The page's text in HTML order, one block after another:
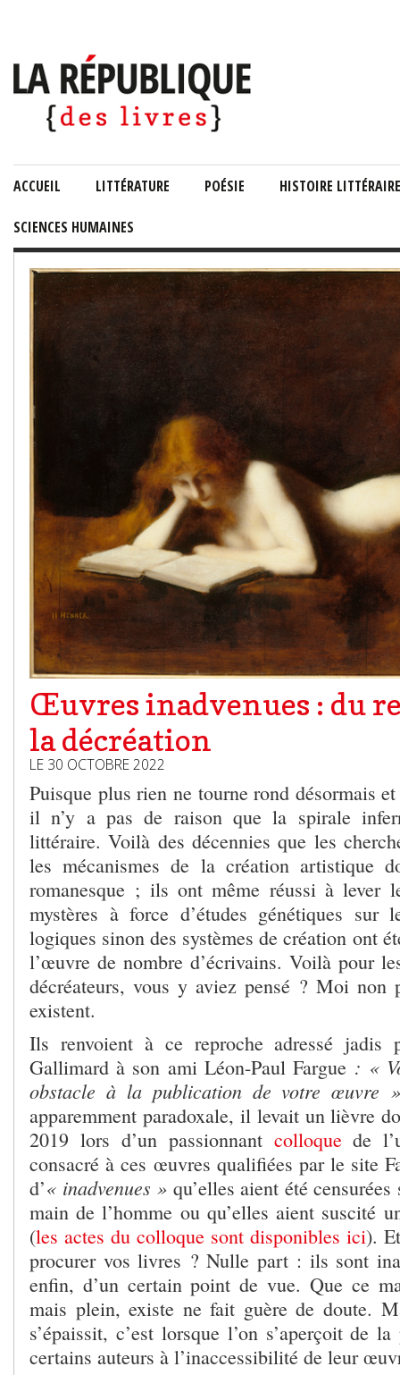
ACCUEIL LITTÉRATURE POÉSIE HISTOIRE LITTÉRAIRE
SCIENCES HUMAINES
Œuvres inadvenues : du
la décréation
LE 30 OCTOBRE 2022
Puisque plus rien ne tourne rond désormais
il n’y a pas de raison que la spirale
littéraire. Voilà des décennies que les
les mécanismes de la création artistique
romanesque ; ils ont même réussi à lever
mystères à force d’études génétiques sur
logiques sinon des systèmes de création ont
l’œuvre de nombre d’écrivains. Voilà pour
décréateurs, vous y aviez pensé ? Moi
existent.
Ils renvoient à ce reproche adressé jadis
Gallimard à son ami Léon-Paul Fargue : «
obstacle à la publication de votre œuvre
apparemment paradoxale, il levait un lièvre
2019 lors d’un passionnant colloquede
consacré à ces œuvres qualifiées par le site
d’« inadvenues » qu’elles aient été
main de l’homme ou qu’elles aient suscité
(les actes du colloque sont disponibles ici).
procurer vos livres ? Nulle part : ils sont
enfin, d’un certain point de vue. Que ce
mais plein, existe ne fait guère de doute.
s’épaissit, c’est lorsque l’on s’aperçoit de
certains auteurs à l’inaccessibilité de leur